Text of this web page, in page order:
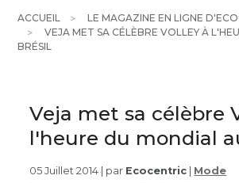
ACCUEIL
LE MAGAZINE EN LIGNE
VEJA MET SA CÉLÈBRE VOLLEY À
BRÉSIL
Veja met sa célèbre
l'heure du mondial
05 Juillet 2014 | par Ecocentric Mode